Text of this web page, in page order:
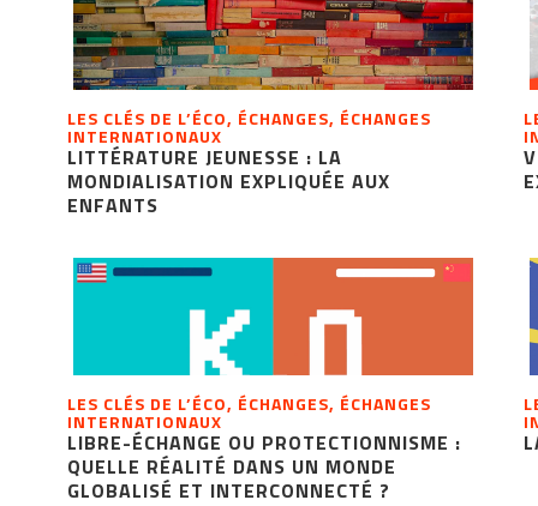
LES CLÉS DE L’ÉCO, ÉCHANGES, ÉCHANGES
INTERNATIONAUX
LITTÉRATURE JEUNESSE : LA
MONDIALISATION EXPLIQUÉE AUX
ENFANTS
LES CLÉS DE L’ÉCO, ÉCHANGES, ÉCHANGES
INTERNATIONAUX
LIBRE-ÉCHANGE OU PROTECTIONNISME :
QUELLE RÉALITÉ DANS UN MONDE
GLOBALISÉ ET INTERCONNECTÉ ?